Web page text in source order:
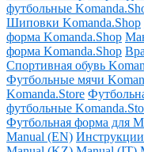
футбольные
Шиповки Komanda.Shop
форма Komanda.Shop
форма Komanda.Shop
Спортивная обувь
Футбольные мячи
Komanda.Store
футбольные
Футбольная форма для
Manual (EN)